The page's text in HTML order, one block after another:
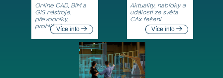
Online CAD, BIM a
GIS nástroje,
převodníky,
prohlížečeVíce info
Aktuality, nabídky a
události ze světa
CAx řešení
Více info